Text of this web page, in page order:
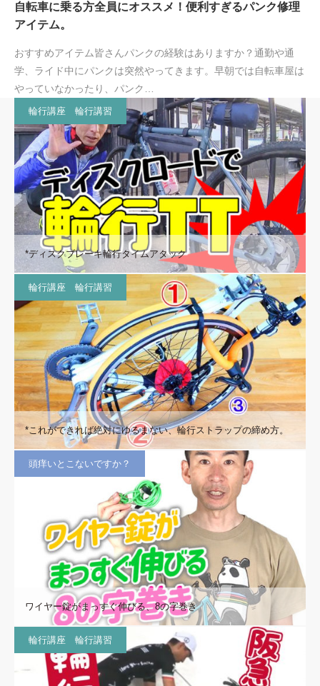
自転車に乗る方全員にオススメ！便利すぎるパンク修理
アイテム。
おすすめアイテム皆さんパンクの経験はありますか？通勤や通
学、ライド中にパンクは突然やってきます。早朝では自転車屋は
やっていなかったり、パンク…
輪行講座 輪行講習
*ディスクブレーキ輪行タイムアタック
輪行講座 輪行講習
*これができれば絶対にゆるまない、輪行ストラップの締め方。
頭痒いとこないですか？
ワイヤー錠がまっすぐ伸びる、8の字巻き
輪行講座 輪行講習